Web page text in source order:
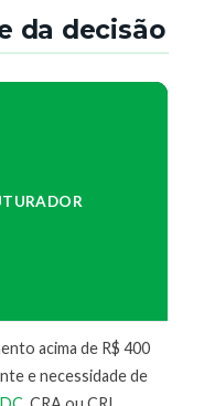
da decisão
acima de R$ 400
e necessidade de